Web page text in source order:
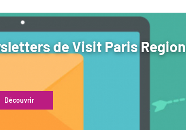
de Visit Paris Region
Découvrir